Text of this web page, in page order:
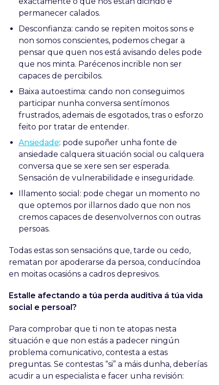
permanecer calados.
Desconfianza: cando se repiten moitos sons e
non somos conscientes, podemos chegar a
pensar que quen nos está avisando deles pode
que nos minta. Parécenos incrible non ser
capaces de percibilos.
Baixa autoestima: cando non conseguimos
participar nunha conversa sentímonos
frustrados, ademais de esgotados, tras o esforzo
feito por tratar de entender.
Ansiedade: pode supoñer unha fonte de
ansiedade calquera situación social ou calquera
conversa que se xere sen ser esperada.
Sensación de vulnerabilidade e inseguridade.
Illamento social: pode chegar un momento no
que optemos por illarnos dado que non nos
cremos capaces de desenvolvernos con outras
persoas.
Todas estas son sensacións que, tarde ou cedo,
rematan por apoderarse da persoa, conducíndoa
en moitas ocasións a cadros depresivos.
Estalle afectando a túa perda auditiva á túa vida
social e persoal?
Para comprobar que ti non te atopas nesta
situación e que non estás a padecer ningún
problema comunicativo, contesta a estas
preguntas. Se contestas “si” a máis dunha, deberías
acudir a un especialista e facer unha revisión: